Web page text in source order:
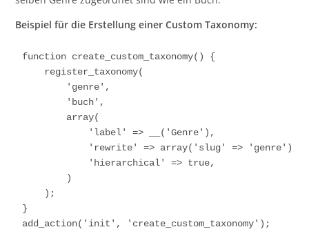
Beispiel für die Erstellung einer Custom Taxonomy:
function create_custom_taxonomy() {
    register_taxonomy(
        'genre',
        'buch',
        array(
            'label' => __('Genre'),
            'rewrite' => array('slug' => 'genre'),
            'hierarchical' => true,
        )
    );
}